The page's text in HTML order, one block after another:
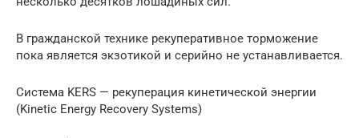
В гражданской технике рекуперативное торможение
пока является экзотикой и серийно не устанавливается.
Система KERS — рекуперация кинетической энергии
(Kinetic Energy Recovery Systems)